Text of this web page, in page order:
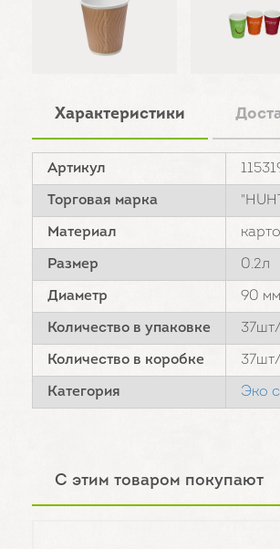
Характеристики
Артикул
Торговая марка
Материал
Размер 0.2л
Диаметр 90 мм
Количество в упаковке
Количество в коробке
Категория Эко
С этим товаром покупают